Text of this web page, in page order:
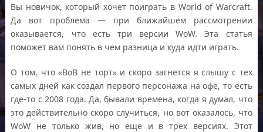
Вы новичок, который хочет поиграть в World of Warcraft.
Да вот проблема — при ближайшем рассмотрении
оказывается, что есть три версии WoW. Эта статья
поможет вам понять в чем разница и куда идти играть.
О том, что «ВоВ не торт» и скоро загнется я слышу с тех
самых дней как создал первого персонажа на офе, то есть
где-то с 2008 года. Да, бывали времена, когда я думал, что
это действительно скоро случиться, но вот оказалось, что
WoW не только жив, но еще и в трех версиях. Этот